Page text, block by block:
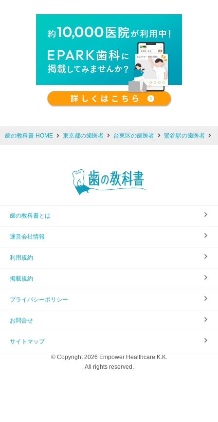
歯の教科書 HOME 東京都の歯医者 台東区の歯医者 鶯谷駅の歯医者
歯の教科書とは
運営会社情報
利用規約
掲載規約
プライバシーポリシー
お問合せ
サイトマップ
© Copyright 2026 Empower Healthcare K.K.
All rights reserved.